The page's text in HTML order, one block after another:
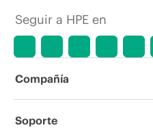
hacer ajustes de
condiciones
promociones de
Seguir a HPE en
Compañía
Acerca de HPE
Soporte